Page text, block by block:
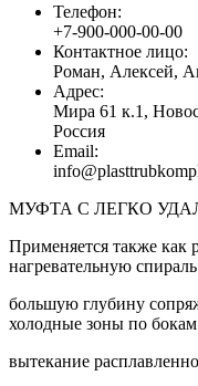
Телефон:
+7-900-000-00-00
Контактное лицо:
Роман, Алексей,
Адрес:
Мира 61 к.1,
Россия
Email:
МУФТА С ЛЕГКО
Применяется также как
нагревательную
большую глубину
холодные зоны по
вытекание